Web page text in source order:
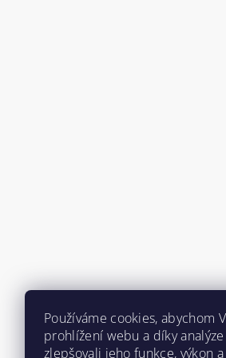
Používáme cookies, abychom
prohlížení webu a díky
zlepšovali jeho funkce, výkon